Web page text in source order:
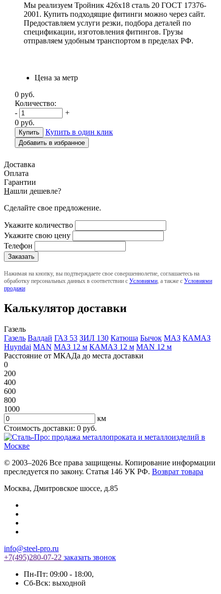
Мы реализуем Тройник 426х18 сталь 20 ГОСТ 17376-
2001. Купить подходящие фитинги можно через сайт.
Предоставляем услуги резки, подбора деталей по
спецификации, изготовления фитингов. Грузы
отправляем удобным транспортом в пределах РФ.
Цена за метр
0 руб.
Количество:
-
+
0 руб.
Купить в один клик
Добавить в избранное
Доставка
Оплата
Гарантии
Нашли дешевле?
Сделайте свое предложение.
Укажите количество
Укажите свою цену
Телефон
Нажимая на кнопку, вы подтверждаете свое совершеннолетие, соглашаетесь на
обработку персональных данных в соответствии с Условиями , а также с Условиями
продажи
Калькулятор доставки
Газель
Газель Валдай ГАЗ 53 ЗИЛ 130 Катюша Бычок МАЗ КАМАЗ
Huyndai MAN МАЗ 12 м КАМАЗ 12 м MAN 12 м
Расстояние от МКАДа до места доставки
0
200
400
600
800
1000
км
Стоимость доставки: 0 руб.
© 2003–2026 Все права защищены. Копирование информации
преследуется по закону. Статья 146 УК РФ. Возврат товара
Москва, Дмитровское шоссе, д.85
info@steel-pro.ru
+7(495)280-07-22 заказать звонок
Пн-Пт: 09:00 - 18:00,
Cб-Вск: выходной